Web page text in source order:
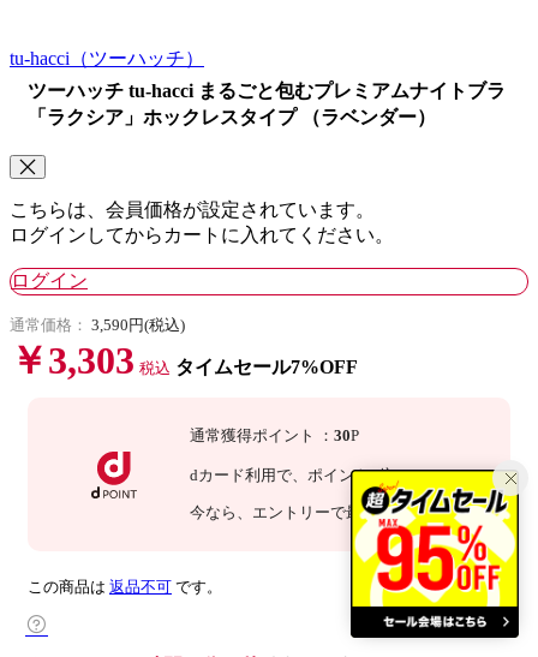
tu-hacci （ツーハッチ）
ツーハッチ tu-hacci まるごと包むプレミアムナイトブラ
「ラクシア」ホックレスタイプ （ラベンダー）
こちらは、会員価格が設定されています。
ログインしてからカートに入れてください。
ログイン
通常価格： 3,590円(税込)
￥3,303 税込 タイムセール7%OFF
通常獲得ポイント ： 30P
dカード利用で、 ポイント3倍 ：90P
今なら 、エントリーで最大 倍！詳細
この商品は 返品不可 です。